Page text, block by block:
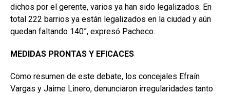
dichos por el gerente, varios ya han sido legalizados. En
total 222 barrios ya están legalizados en la ciudad y aún
quedan faltando 140”, expresó Pacheco.
MEDIDAS PRONTAS Y EFICACES
Como resumen de este debate, los concejales Efraín
Vargas y Jaime Linero, denunciaron irregularidades tanto